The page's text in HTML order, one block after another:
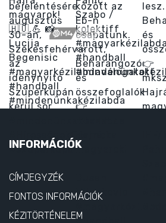
INFORMÁCIÓK
CÍMJEGYZÉK
FONTOS INFORMÁCIÓK
KÉZITÖRTÉNELEM